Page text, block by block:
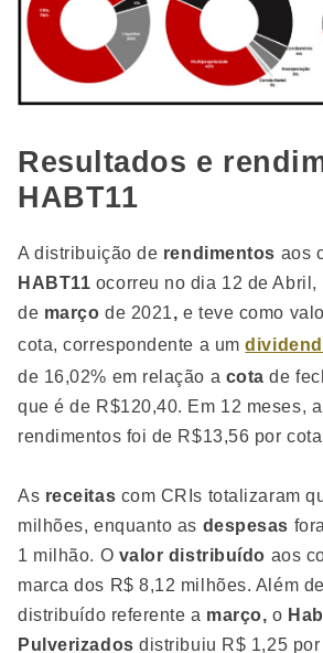
Resultados e
HABT11
A distribuição de rendimentos aos
HABT11 ocorreu no dia 12 de Abril,
de março de 2021, e teve como
cota, correspondente a um
de 16,02% em relação a cotade
que é de R$120,40. Em 12 meses,
rendimentos foi de R$13,56 por
As receitas com CRIs totalizaram
milhões, enquanto as despesas
1 milhão. O valor distribuído aos
marca dos R$ 8,12 milhões. Além
distribuído referente a março, o
Pulverizados distribuiu R$ 1,25